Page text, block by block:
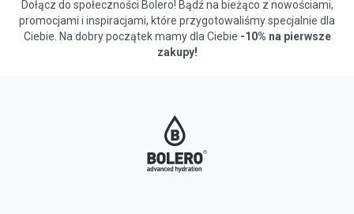
Dołącz do społeczności Bolero! Bądź na bieżąco z nowościami,
promocjami i inspiracjami, które przygotowaliśmy specjalnie dla
Ciebie. Na dobry początek mamy dla Ciebie -10% na pierwsze
zakupy!